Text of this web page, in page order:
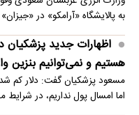
به پالایشگاه «آرامکو» در
اظهارات جدید پزشکیان
هستیم و نمی‌توانیم بنزین
اما امسال پول نداریم، در شرایط